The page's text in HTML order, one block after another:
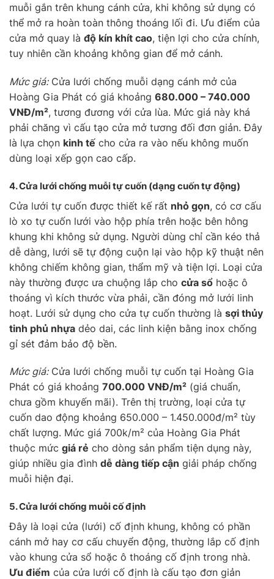
muỗi gắn trên khung cánh cửa, khi không sử dụng có
thể mở ra hoàn toàn thông thoáng lối đi. Ưu điểm của
cửa mở quay là độ kín khít cao, tiện lợi cho cửa chính,
tuy nhiên cần khoảng không gian để mở cánh.
Mức giá:Cửa lưới chống muỗi dạng cánh mở của
Hoàng Gia Phát có giá khoảng 680.000 – 740.000
VNĐ/m², tương đương với cửa lùa. Mức giá này khá
phải chăng vì cấu tạo cửa mở tương đối đơn giản. Đây
là lựa chọn kinh tế cho cửa ra vào nếu không muốn
dùng loại xếp gọn cao cấp.
4. Cửa lưới chống muỗitự cuốn (dạng cuốn tự động)
Cửa lưới tự cuốn được thiết kế rất nhỏ gọn, có cơ cấu
lò xo tự cuốn lưới vào hộp phía trên hoặc bên hông
khung khi không sử dụng. Người dùng chỉ cần kéo thả
dễ dàng, lưới sẽ tự động cuộn lại vào hộp kỹ thuật nên
không chiếm không gian, thẩm mỹ và tiện lợi. Loại cửa
này thường được ưa chuộng lắp cho cửa sổ hoặc ô
thoáng vì kích thước vừa phải, cần đóng mở lưới linh
hoạt. Lưới sử dụng cho cửa tự cuốn thường là sợi thủy
tinh phủ nhựa dẻo dai, các linh kiện bằng inox chống
gỉ sét đảm bảo độ bền.
Mức giá:Cửa lưới chống muỗi tự cuốn tại Hoàng Gia
Phát có giá khoảng 700.000 VNĐ/m² (giá chuẩn,
chưa gồm khuyến mãi). Trên thị trường, loại cửa tự
cuốn dao động khoảng 650.000 – 1.450.000đ/m² tùy
chất lượng. Mức giá 700k/m² của Hoàng Gia Phát
thuộc mức giá rẻ cho dòng sản phẩm tiện dụng này,
giúp nhiều gia đình dễ dàng tiếp cận giải pháp chống
muỗi hiện đại.
5. Cửa lưới chống muỗicố định
Đây là loại cửa (lưới) cố định khung, không có phần
cánh mở hay cơ cấu chuyển động, thường lắp cố định
vào khung cửa sổ hoặc ô thoáng cố định trong nhà.
Ưu điểm của cửa lưới cố định là cấu tạo đơn giản